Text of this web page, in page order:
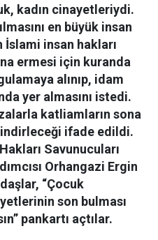
kadın cinayetleriydi.
en büyük insan
insan hakları
ermesi için kuranda
alınıp, idam
yer almasını istedi.
katliamların sona
ifade edildi.
Savunucuları
Orhangazi Ergin
“Çocuk
son bulması
pankartı açtılar.